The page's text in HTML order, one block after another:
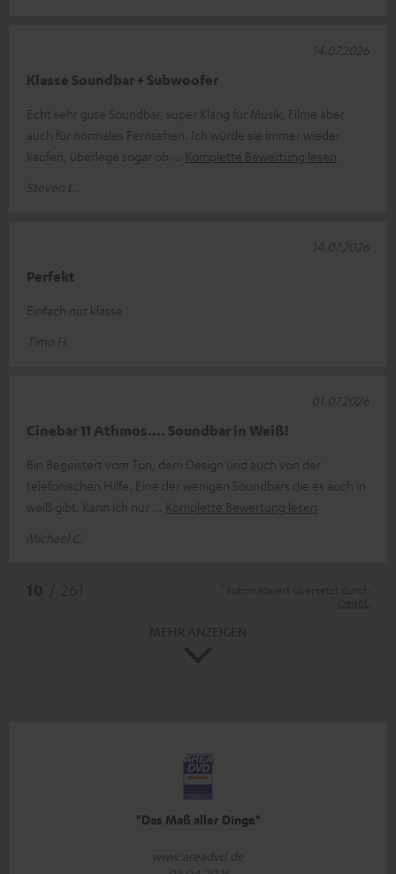
Klasse Soundbar + Subwoofer
Echt sehr gute Soundbar, super Klang für Musik, Filme aber
auch für normales Fernsehen. Ich würde sie immer wieder
kaufen, überlege sogar ob
Komplette Bewertung lesen
Steven L.
14.07.2026
Perfekt
Einfach nur klasse
Timo H.
14.07.2026
Cinebar 11 Athmos…. Soundbar in Weiß!
Bin Begeistert vom Ton, dem Design und auch von der
telefonischen Hilfe. Eine der wenigen Soundbars die es auch in
weiß gibt. Kann ich nur
Komplette Bewertung lesen
Michael C.
01.07.2026
"Das Maß aller Dinge"
www.areadvd.de